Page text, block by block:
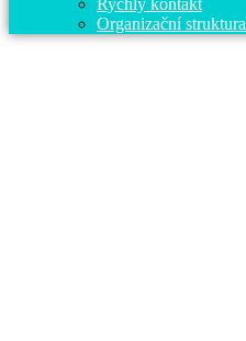
Rychlý kontakt
Organizační struktura